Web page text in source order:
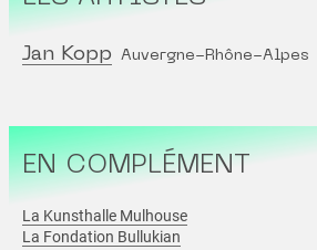
Jan Kopp Auvergne-Rhône-Alpes
EN COMPLÉMENT
La Kunsthalle Mulhouse
La Fondation Bullukian